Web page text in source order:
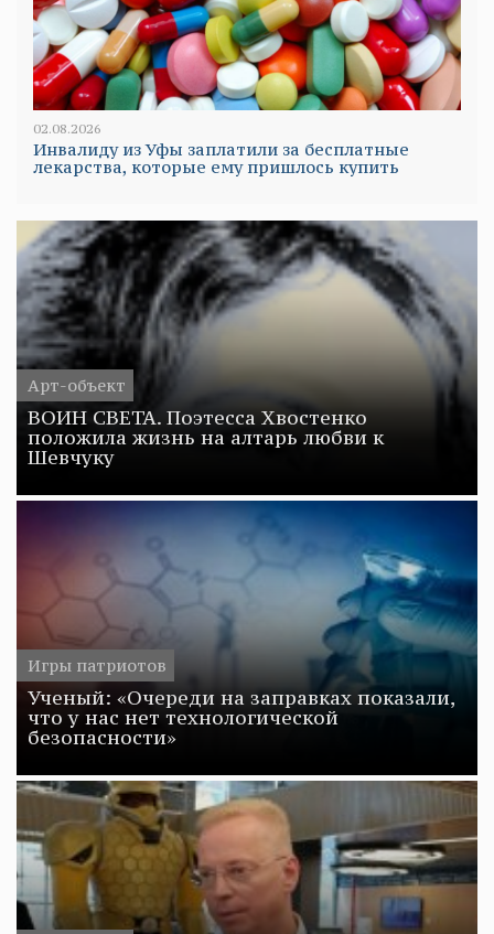
02.08.2026
Инвалиду из Уфы заплатили за бесплатные
лекарства, которые ему пришлось купить
Арт-объект
ВОИН СВЕТА. Поэтесса Хвостенко
положила жизнь на алтарь любви к
Шевчуку
Игры патриотов
Ученый: «Очереди на заправках показали,
что у нас нет технологической
безопасности»